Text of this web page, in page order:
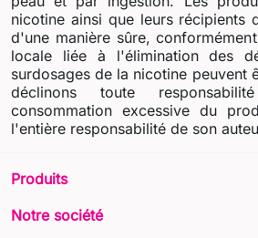
nicotine ainsi que leurs récipients
d'une manière sûre,
locale liée à l'élimination des
surdosages de la nicotine peuvent
déclinons toute
consommation excessive du
l'entière responsabilité de son
Produits
Notre société